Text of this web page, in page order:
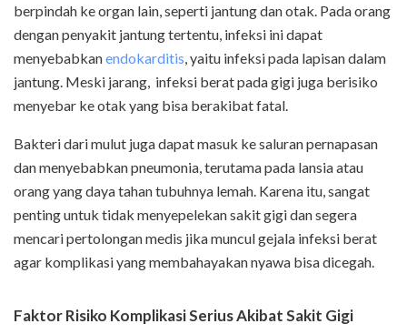
berpindah ke organ lain, seperti jantung dan otak. Pada orang
dengan penyakit jantung tertentu, infeksi ini dapat
menyebabkanendokarditis , yaitu infeksi pada lapisan dalam
jantung. Meski jarang, infeksi berat pada gigi juga berisiko
menyebar ke otak yang bisa berakibat fatal.
Bakteri dari mulut juga dapat masuk ke saluran pernapasan
dan menyebabkan pneumonia, terutama pada lansia atau
orang yang daya tahan tubuhnya lemah. Karena itu, sangat
penting untuk tidak menyepelekan sakit gigi dan segera
mencari pertolongan medis jika muncul gejala infeksi berat
agar komplikasi yang membahayakan nyawa bisa dicegah.
Faktor Risiko Komplikasi Serius Akibat Sakit Gigi